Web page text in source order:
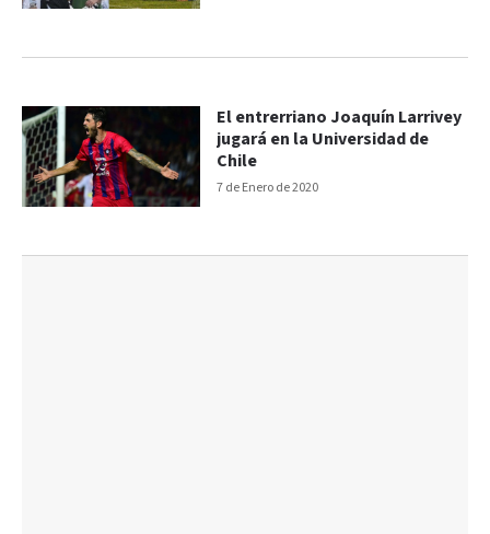
7 de Enero de 2020
El entrerriano Joaquín Larrivey
jugará en la Universidad de
Chile